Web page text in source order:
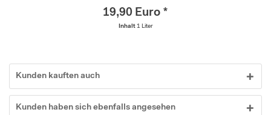
19,90 Euro *
Inhalt 1 Liter
Kunden kauften auch
Kunden haben sich ebenfalls angesehen